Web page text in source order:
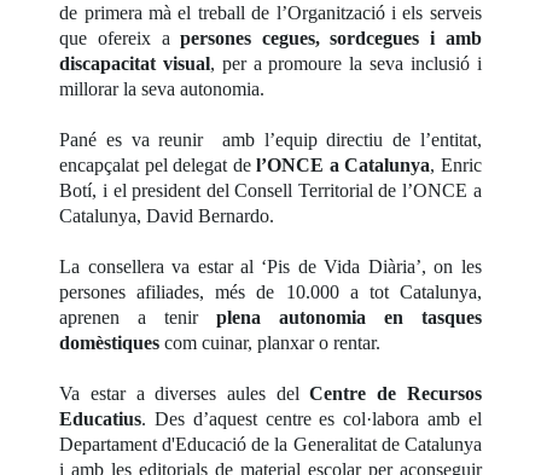
de primera mà el treball de l’Organització i els serveis
que ofereix a persones cegues, sordcegues i amb
discapacitat visual, per a promoure la seva inclusió i
millorar la seva autonomia.
Pané es va reunir amb l’equip directiu de l’entitat,
encapçalat pel delegat del’ONCE a Catalunya, Enric
Botí, i el president del Consell Territorial de l’ONCE a
Catalunya, David Bernardo.
La consellera va estar al ‘Pis de Vida Diària’, on les
persones afiliades, més de 10.000 a tot Catalunya,
aprenen a tenir plena autonomia en tasques
domèstiques com cuinar, planxar o rentar.
Va estar a diverses aules delCentre de Recursos
Educatius. Des d’aquest centre es col·labora amb el
Departament d'Educació de la Generalitat de Catalunya
i amb les editorials de material escolar per aconseguir